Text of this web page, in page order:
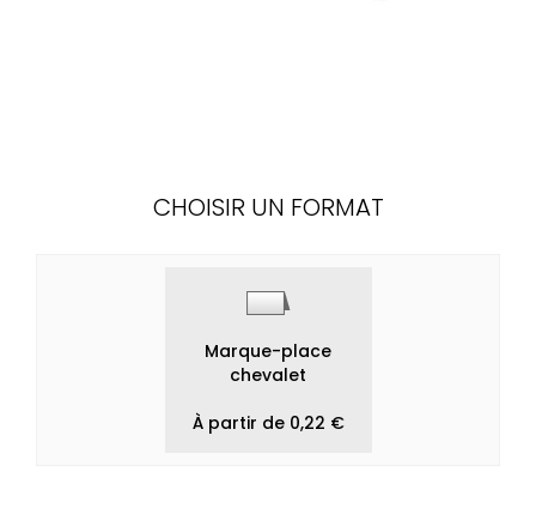
CHOISIR UN FORMAT
Marque-place
chevalet
À partir de 0,22 €